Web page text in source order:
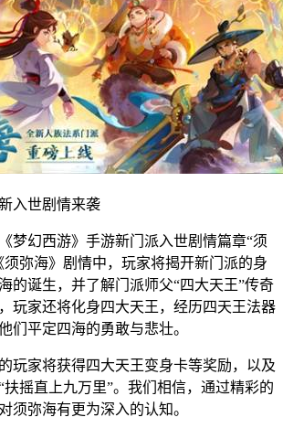
入世剧情来袭
梦幻西游》手游新门派入世剧情篇章“须
须弥海》剧情中，玩家将揭开新门派的身
的诞生，并了解门派师父“四大天王”传奇
玩家还将化身四大天王，经历四天王法器
们平定四海的勇敢与悲壮。
玩家将获得四大天王变身卡等奖励，以及
摇直上九万里”。我们相信，通过精彩的
须弥海有更为深入的认知。